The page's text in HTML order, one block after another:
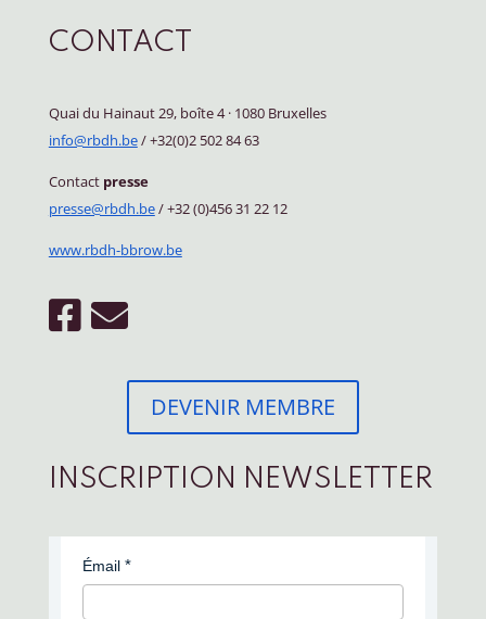
CONTACT
Quai du Hainaut 29, boîte 4·1080 Bruxelles
info@rbdh.be/ +32(0)2 502 84 63
Contact presse
presse@rbdh.be/ +32 (0)456 31 22 12
www.rbdh-bbrow.be
DEVENIR MEMBRE
INSCRIPTION NEWSLETTER
Émail